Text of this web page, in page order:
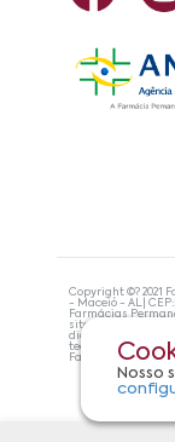
Nosso
Copyright ©? 2021
- Maceió - AL|
Farmácias
site não devem
diagnosticar
tecnologias mais
Farmácias